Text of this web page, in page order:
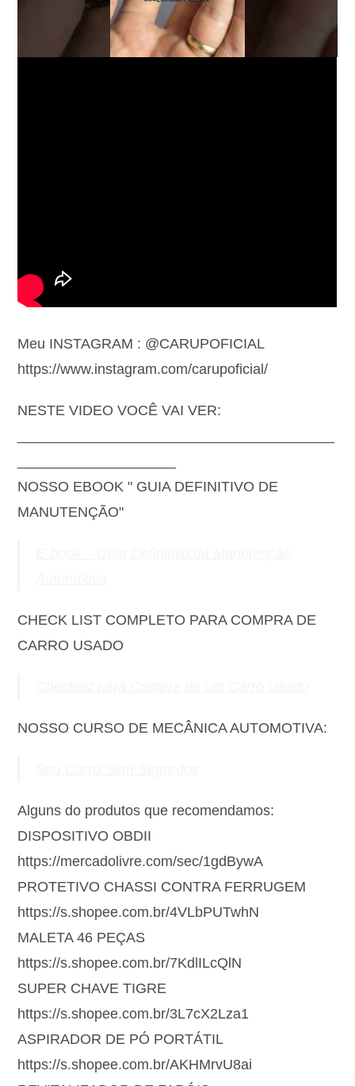
Meu INSTAGRAM : @CARUPOFICIAL
https://www.instagram.com/carupoficial/
NESTE VIDEO VOCÊ VAI VER:
NOSSO EBOOK " GUIA DEFINITIVO DE
MANUTENÇÃO"
CHECK LIST COMPLETO PARA COMPRA DE
CARRO USADO
NOSSO CURSO DE MECÂNICA AUTOMOTIVA:
Alguns do produtos que recomendamos:
DISPOSITIVO OBDII
https://mercadolivre.com/sec/1gdBywA
PROTETIVO CHASSI CONTRA FERRUGEM
https://s.shopee.com.br/4VLbPUTwhN
MALETA 46 PEÇAS
https://s.shopee.com.br/7KdlILcQlN
SUPER CHAVE TIGRE
https://s.shopee.com.br/3L7cX2Lza1
ASPIRADOR DE PÓ PORTÁTIL
https://s.shopee.com.br/AKHMrvU8ai